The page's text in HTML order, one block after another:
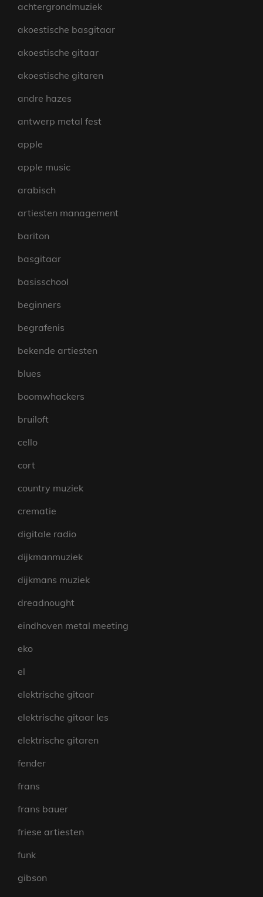
achtergrondmuziek
akoestische basgitaar
akoestische gitaar
akoestische gitaren
andre hazes
antwerp metal fest
apple
apple music
arabisch
artiesten management
bariton
basgitaar
basisschool
beginners
begrafenis
bekende artiesten
blues
boomwhackers
bruiloft
cello
cort
country muziek
crematie
digitale radio
dijkmanmuziek
dijkmans muziek
dreadnought
eindhoven metal meeting
eko
el
elektrische gitaar
elektrische gitaar les
elektrische gitaren
fender
frans
frans bauer
friese artiesten
funk
gibson